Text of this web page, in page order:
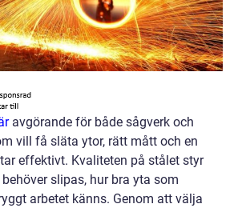
avgörande för både sågverk och
vill få släta ytor, rätt mått och en
effektivt. Kvaliteten på stålet styr
slipas, hur bra yta som
arbetet känns. Genom att välja